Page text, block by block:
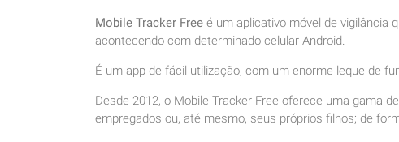
Mobile Tracker Free é um aplicativo móvel de vigilância
acontecendo com determinado celular Android.
É um app de fácil utilização, com um enorme leque de
Desde 2012, o Mobile Tracker Free oferece uma gama
empregados ou, até mesmo, seus próprios filhos; de